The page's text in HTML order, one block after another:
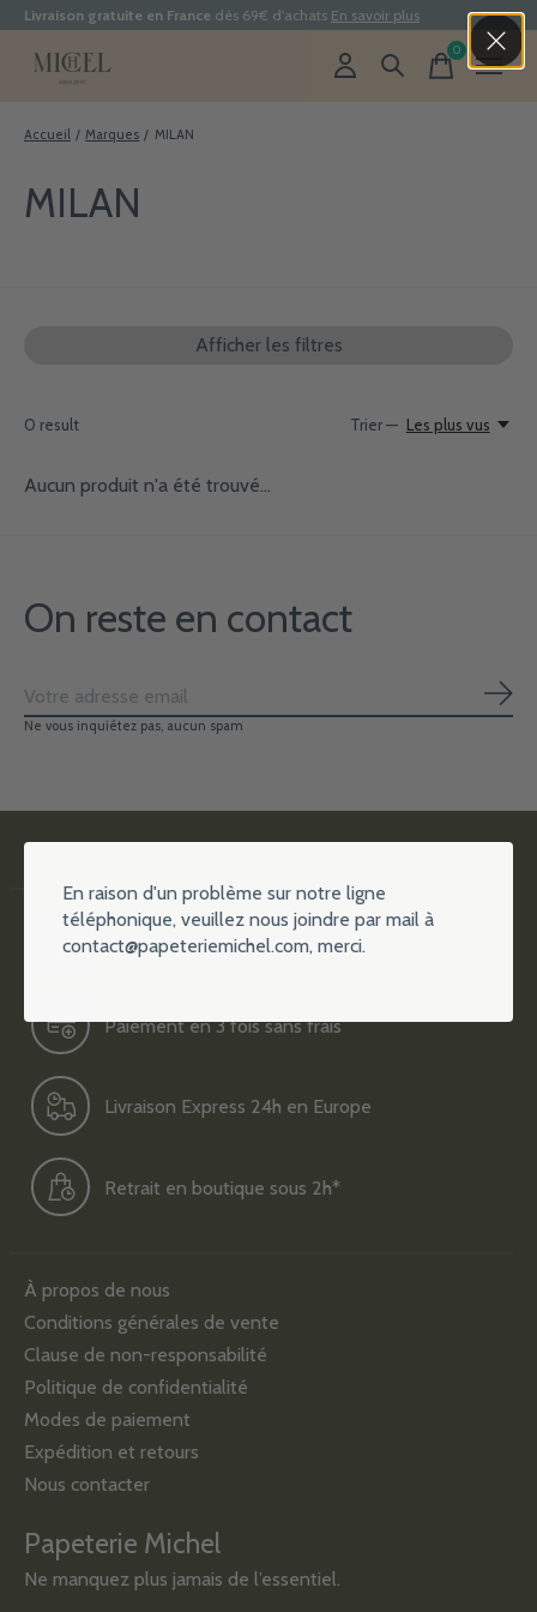
Livraison gratuite en France dès 69€ d'achats En savoir plus
0items
Accueil / Marques / MILAN
MILAN
Afficher les filtres
0 result Trier — Les plus vus
Aucun produit n'a été trouvé...
On reste en contact
Ne vous inquiétez pas, aucun spam
Plus de 15000 références
Paiement en 3 fois sans frais
Livraison Express 24h en Europe
Retrait en boutique sous 2h*
À propos de nous
Conditions générales de vente
Clause de non-responsabilité
Politique de confidentialité
Modes de paiement
Expédition et retours
Nous contacter
Papeterie Michel
Ne manquez plus jamais de l’essentiel.
En raison d'un problème sur notre ligne
téléphonique, veuillez nous joindre par mail à
contact@papeteriemichel.com, merci.